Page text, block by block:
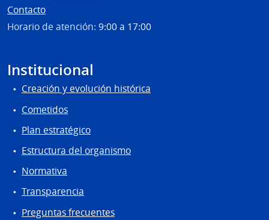
Contacto
Horario de atención: 9:00 a 17:00
Institucional
Creación y evolución histórica
Cometidos
Plan estratégico
Estructura del organismo
Normativa
Transparencia
Preguntas frecuentes